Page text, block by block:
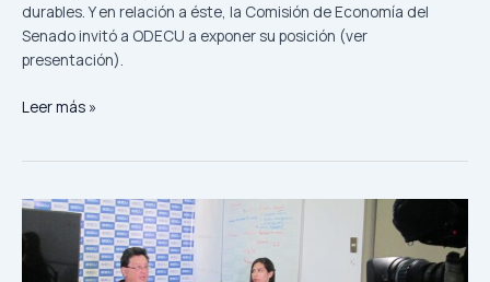
durables. Y en relación a éste, la Comisión de Economía del
Senado invitó a ODECU a exponer su posición (ver
presentación).
Leer más »
Estudio
detectó
presencia